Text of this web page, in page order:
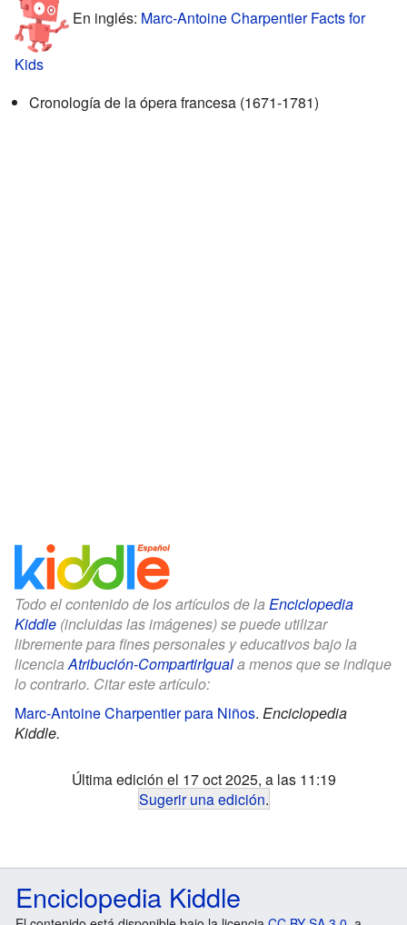
En inglés: Marc-Antoine Charpentier Facts for
Kids
Cronología de la ópera francesa (1671-1781)
Todo el contenido de los artículos de la Enciclopedia
Kiddle (incluidas las imágenes) se puede utilizar
libremente para fines personales y educativos bajo la
licenciaAtribución-CompartirIguala menos que se indique
lo contrario. Citar este artículo:
Marc-Antoine Charpentier para Niños. Enciclopedia
Kiddle.
Última edición el 17 oct 2025, a las 11:19
Sugerir una edición.
Enciclopedia Kiddle